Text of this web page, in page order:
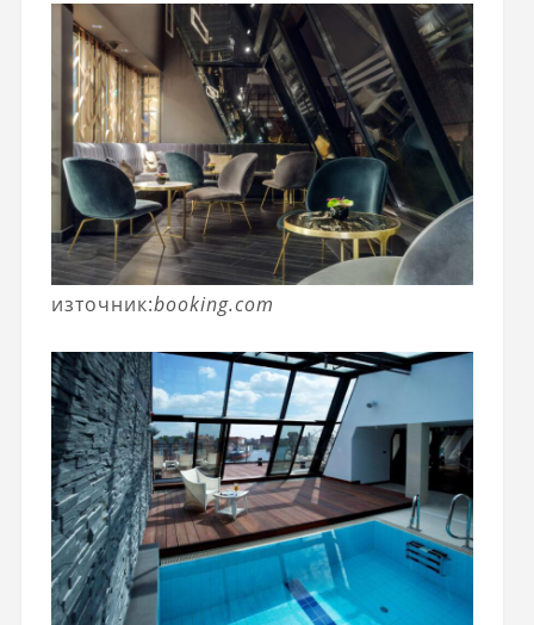
източник:booking.com